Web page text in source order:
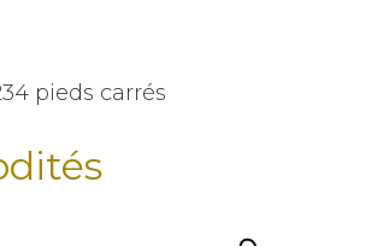
pieds carrés